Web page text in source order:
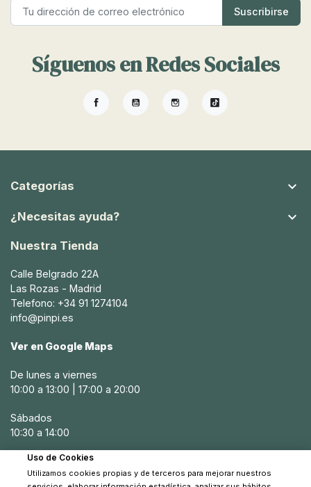
Síguenos en Redes Sociales
FacebookYouTubeInstagramTikTok
Categorías 
¿Necesitas ayuda? 
Nuestra Tienda
Calle Belgrado 22A
Las Rozas - Madrid
Telefono: +34 91 1274104
info@pinpi.es
Ver en Google Maps
De lunes a viernes
10:00 a 13:00 | 17:00 a 20:00
Sábados
10:30 a 14:00
Uso de Cookies
Utilizamos cookies propias y de terceros para mejorar nuestros